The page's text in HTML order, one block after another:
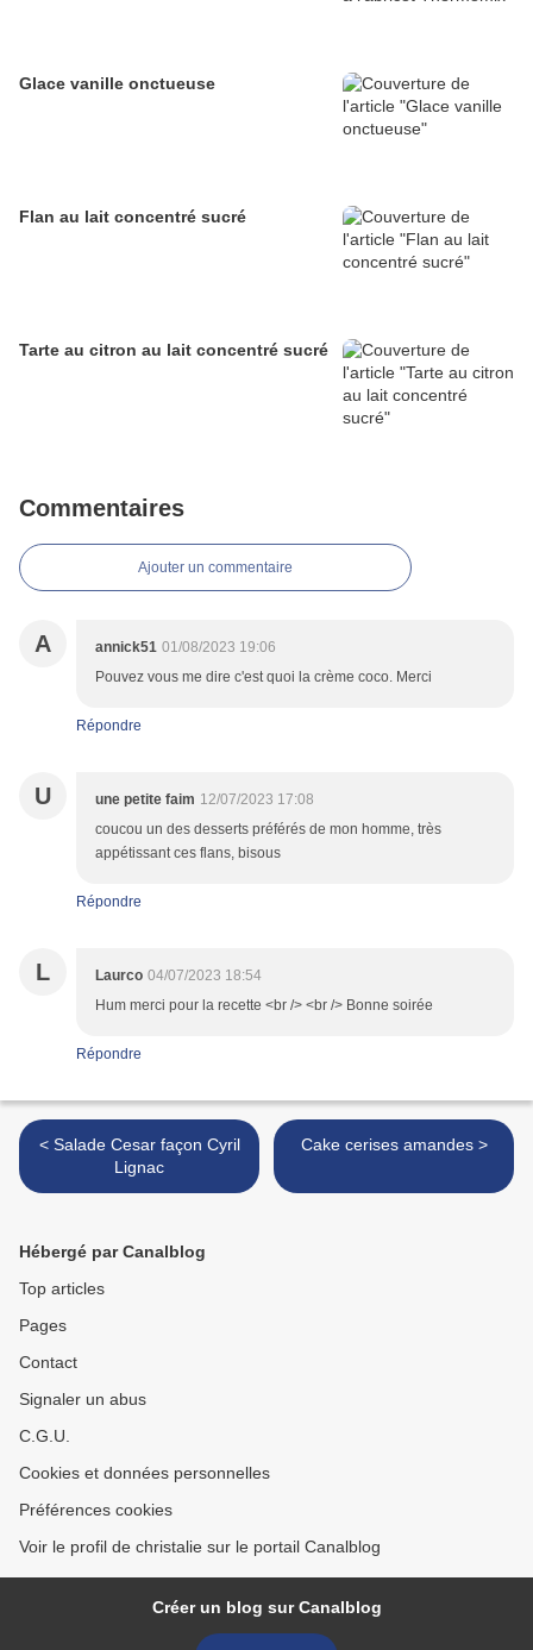
Glace vanille onctueuse
Flan au lait concentré sucré
Tarte au citron au lait concentré sucré
Commentaires
Ajouter un commentaire
A annick51 01/08/2023 19:06
Pouvez vous me dire c'est quoi la crème coco. Merci
Répondre
U une petite faim 12/07/2023 17:08
coucou un des desserts préférés de mon homme, très
appétissant ces flans, bisous
Répondre
L Laurco 04/07/2023 18:54
Hum merci pour la recette <br /> <br /> Bonne soirée
Répondre
< Salade Cesar façon Cyril
Lignac
Cake cerises amandes >
Hébergé par Canalblog
Top articles
Pages
Contact
Signaler un abus
C.G.U.
Cookies et données personnelles
Préférences cookies
Voir le profil de christalie sur le portail Canalblog
Créer un blog sur Canalblog